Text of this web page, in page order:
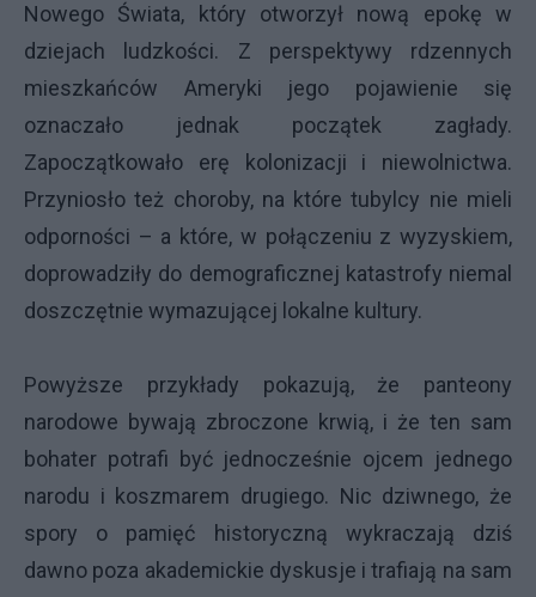
Nowego Świata, który otworzył nową epokę w
dziejach ludzkości. Z perspektywy rdzennych
mieszkańców Ameryki jego pojawienie się
oznaczało jednak początek zagłady.
Zapoczątkowało erę kolonizacji i niewolnictwa.
Przyniosło też choroby, na które tubylcy nie mieli
odporności – a które, w połączeniu z wyzyskiem,
doprowadziły do demograficznej katastrofy niemal
doszczętnie wymazującej lokalne kultury.
Powyższe przykłady pokazują, że panteony
narodowe bywają zbroczone krwią, i że ten sam
bohater potrafi być jednocześnie ojcem jednego
narodu i koszmarem drugiego. Nic dziwnego, że
spory o pamięć historyczną wykraczają dziś
dawno poza akademickie dyskusje i trafiają na sam